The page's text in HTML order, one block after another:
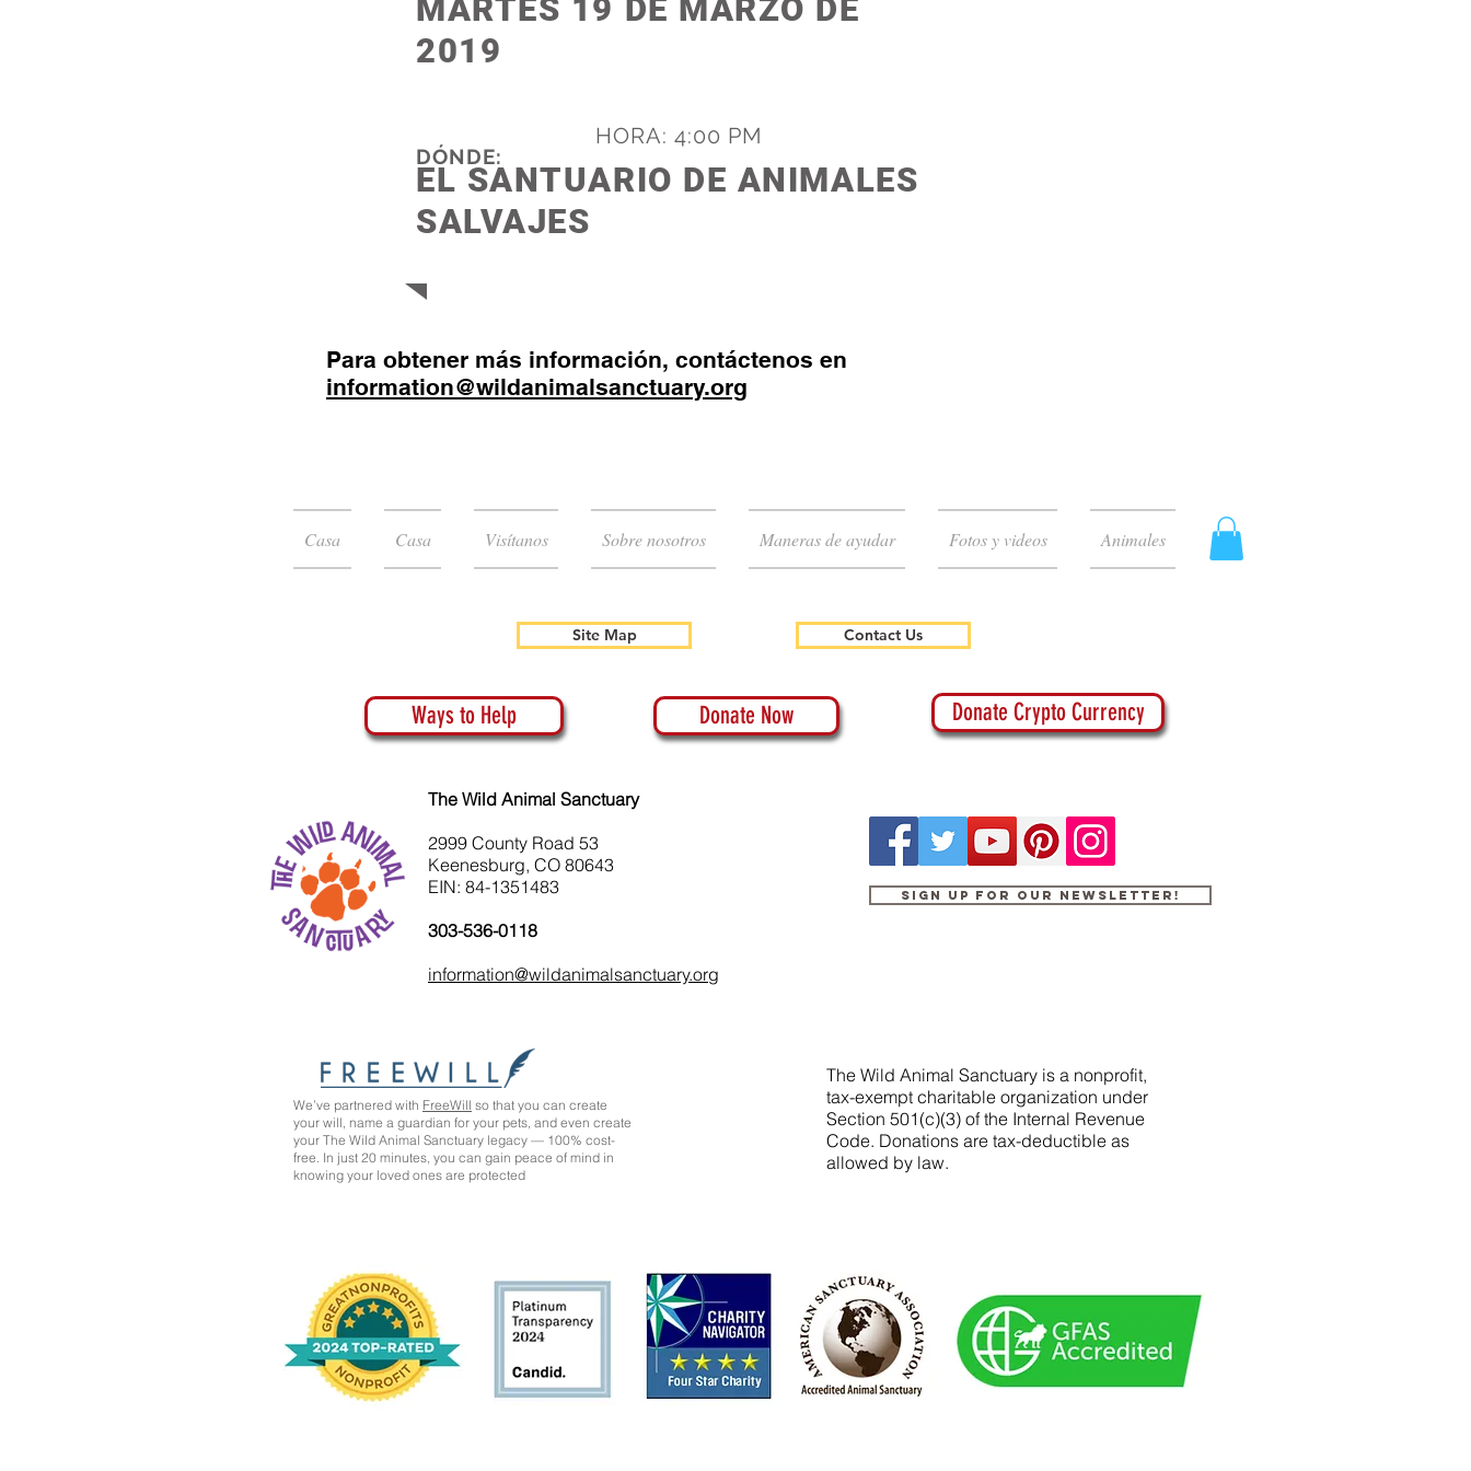
MARTES 19 DE MARZO DE
2019
HORA: 4:00 PM
DÓNDE:
EL SANTUARIO DE ANIMALES
SALVAJES
Para obtener más información, contáctenos en
information@wildanimalsanctuary.org
Casa Casa Visítanos Sobre nosotros Maneras de ayudar Fotos y videos Animales
Site Map Contact Us
Ways to Help Donate Now Donate Crypto Currency
The Wild Animal Sanctuary
2999 County Road 53
Keenesburg, CO 80643
EIN: 84-1351483
303-536-0118
information@wildanimalsanctuary.org
We’ve partnered with FreeWill so that you can create
your will, name a guardian for your pets, and even create
your The Wild Animal Sanctuary legacy — 100% cost-
free. In just 20 minutes, you can gain peace of mind in
knowing your loved ones are protected
Sign up for our newsletter!
The Wild Animal Sanctuary is a nonprofit,
tax-exempt charitable organization under
Section 501(c)(3) of the Internal Revenue
Code. Donations are tax-deductible as
allowed by law.